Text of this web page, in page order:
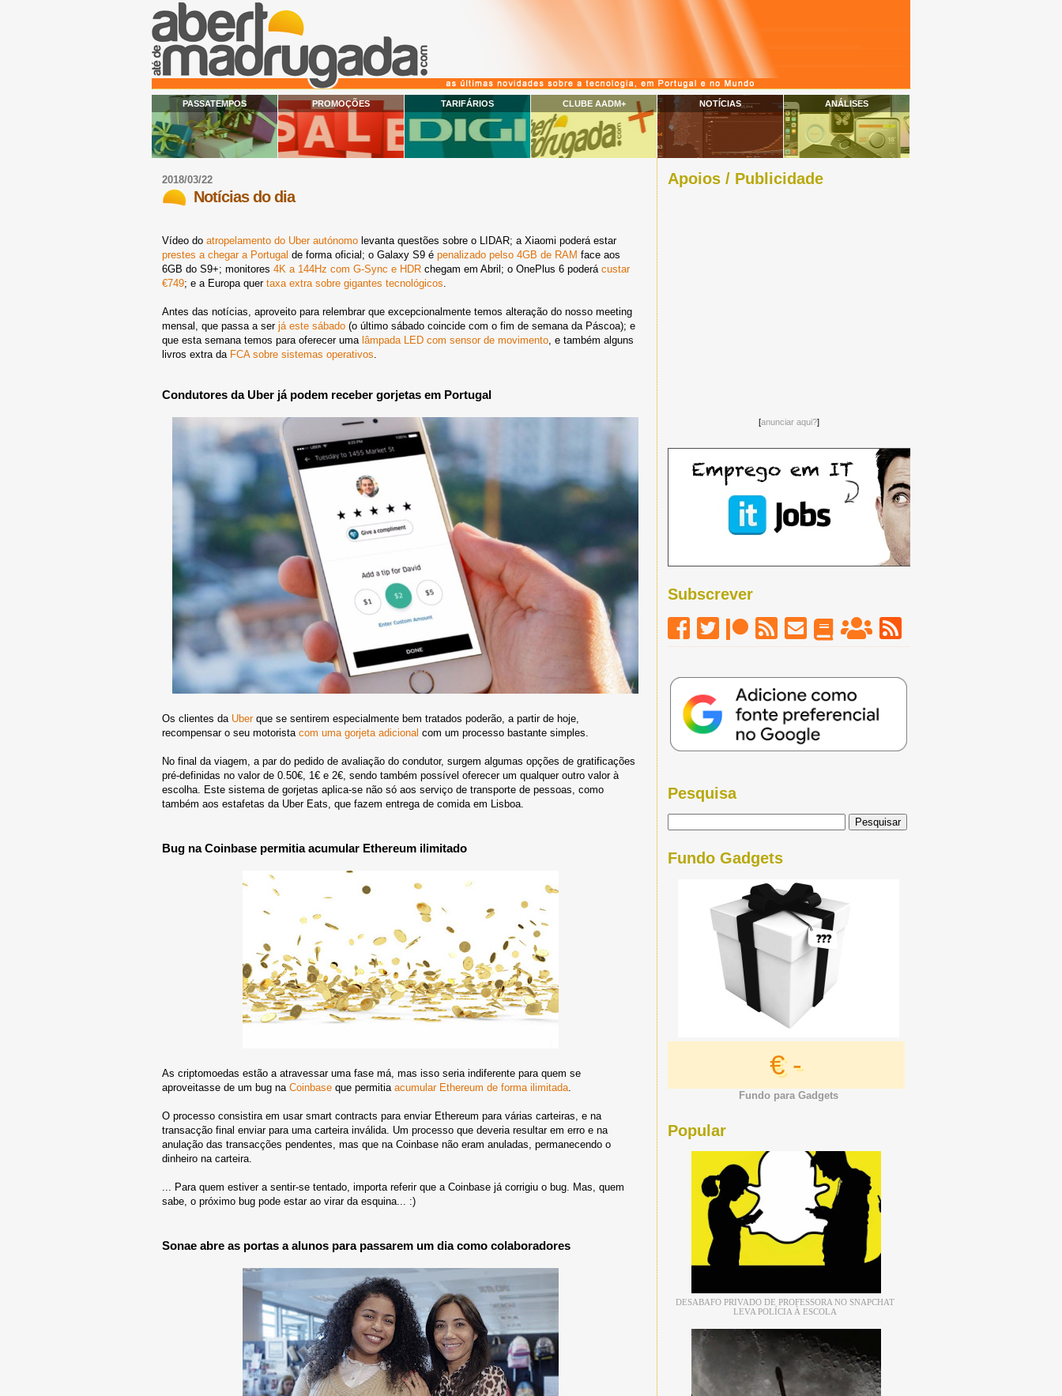
PASSATEMPOS PROMOÇÕES TARIFÁRIOS CLUBE AADM+ NOTÍCIAS ANÁLISES
2018/03/22
Notícias do dia
Vídeo do atropelamento do Uber autónomo levanta questões sobre o LIDAR; a Xiaomi poderá estar
prestes a chegar a Portugal de forma oficial; o Galaxy S9 é penalizado pelso 4GB de RAM face aos
6GB do S9+; monitores 4K a 144Hz com G-Sync e HDR chegam em Abril; o OnePlus 6 poderá custar
€749; e a Europa quer taxa extra sobre gigantes tecnológicos
Antes das notícias, aproveito para relembrar que excepcionalmente temos alteração do nosso meeting
mensal, que passa a ser já este sábado (o último sábado coincide com o fim de semana da Páscoa); e
que esta semana temos para oferecer uma lâmpada LED com sensor de movimento , e também alguns
livros extra da FCA sobre sistemas operativos
Condutores da Uber já podem receber gorjetas em Portugal
Os clientes da Uberque se sentirem especialmente bem tratados poderão, a partir de hoje,
recompensar o seu motorista com uma gorjeta adicional com um processo bastante simples.
No final da viagem, a par do pedido de avaliação do condutor, surgem algumas opções de gratificações
pré-definidas no valor de 0.50€, 1€ e 2€, sendo também possível oferecer um qualquer outro valor à
escolha. Este sistema de gorjetas aplica-se não só aos serviço de transporte de pessoas, como
também aos estafetas da Uber Eats, que fazem entrega de comida em Lisboa.
Bug na Coinbase permitia acumular Ethereum ilimitado
As criptomoedas estão a atravessar uma fase má, mas isso seria indiferente para quem se
aproveitasse de um bug na Coinbase que permitia acumular Ethereum de forma ilimitada
O processo consistira em usar smart contracts para enviar Ethereum para várias carteiras, e na
transacção final enviar para uma carteira inválida. Um processo que deveria resultar em erro e na
anulação das transacções pendentes, mas que na Coinbase não eram anuladas, permanecendo o
dinheiro na carteira.
... Para quem estiver a sentir-se tentado, importa referir que a Coinbase já corrigiu o bug. Mas, quem
sabe, o próximo bug pode estar ao virar da esquina... :)
Sonae abre as portas a alunos para passarem um dia como colaboradores
Apoios / Publicidade
[anunciar aqui?]
Subscrever
Pesquisa
Fundo Gadgets
€ -
Fundo para Gadgets
Popular
DESABAFO PRIVADO DE PROFESSORA NO SNAPCHAT
LEVA POLÍCIA À ESCOLA